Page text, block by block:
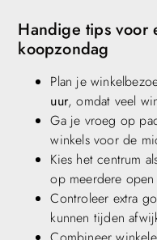
Handige tips voor
koopzondag
Plan je
uur, omdat veel
Ga je vroeg op
winkels voor de
Kies het centrum
op meerdere open
Controleer extra
kunnen tijden